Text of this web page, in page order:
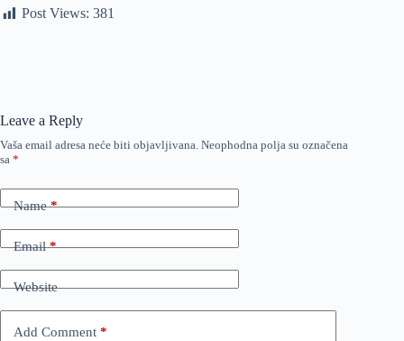
Post Views: 381
Leave a Reply
Vaša email adresa neće biti objavljivana. Neophodna polja su označena
sa *
Name*
Email*
Website
Add Comment *